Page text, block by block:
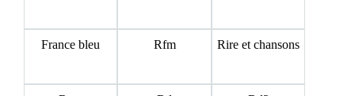
France bleu Rfm Rire et chansons